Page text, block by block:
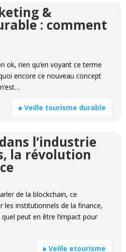
&
: comment
ok, rien qu’en voyant ce terme
encore ce nouveau concept
๑ Veille tourisme durable
l’industrie
la révolution
de la blockchain, ce
les institutionnels de la finance,
peut en être l’impact pour
๑ Veille etourisme